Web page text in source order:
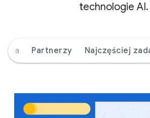
technologie AI.
Partnerzy Najczęściej